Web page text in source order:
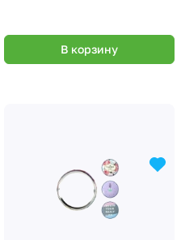
В корзину